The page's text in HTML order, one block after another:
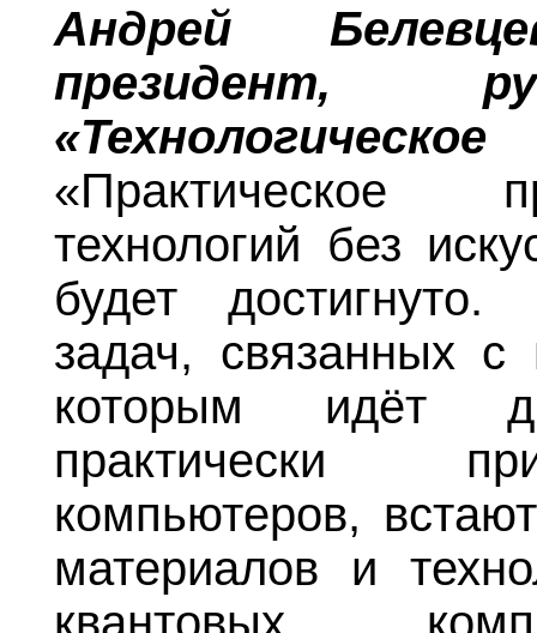
Андрей
президент,
«Практическое
технологий без
будет
задач, связанных с
которым идёт
практически
компьютеров,
материалов и
квантовых